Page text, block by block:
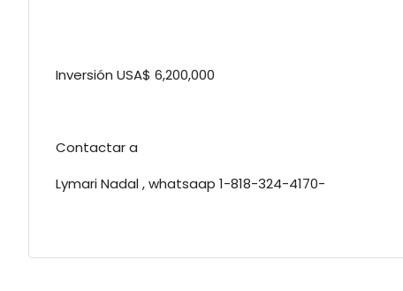
Inversión USA$ 6,200,000
Contactar a
Lymari Nadal , whatsaap 1-818-324-4170-